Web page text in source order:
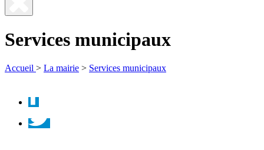
Fermer
recherche
Services municipaux
Accueil > La mairie > Services municipaux